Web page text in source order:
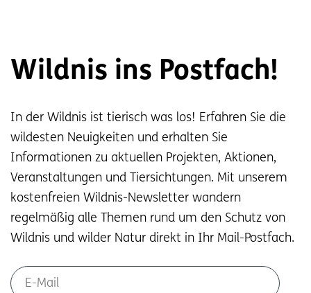
Wildnis ins Postfach!
In der Wildnis ist tierisch was los! Erfahren Sie die
wildesten Neuigkeiten und erhalten Sie
Informationen zu aktuellen Projekten, Aktionen,
Veranstaltungen und Tiersichtungen. Mit unserem
kostenfreien Wildnis-Newsletter wandern
regelmäßig alle Themen rund um den Schutz von
Wildnis und wilder Natur direkt in Ihr Mail-Postfach.